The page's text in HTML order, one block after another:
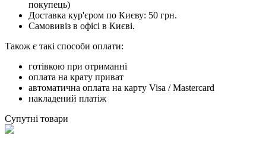
покупець)
Доставка кур'єром по Києву: 50 грн.
Самовивіз в офісі в Києві.
Також є такі способи оплати:
готівкою при отриманні
оплата на крату приват
автоматична оплата на карту Visa / Mastercard
накладений платіж
Супутні товари